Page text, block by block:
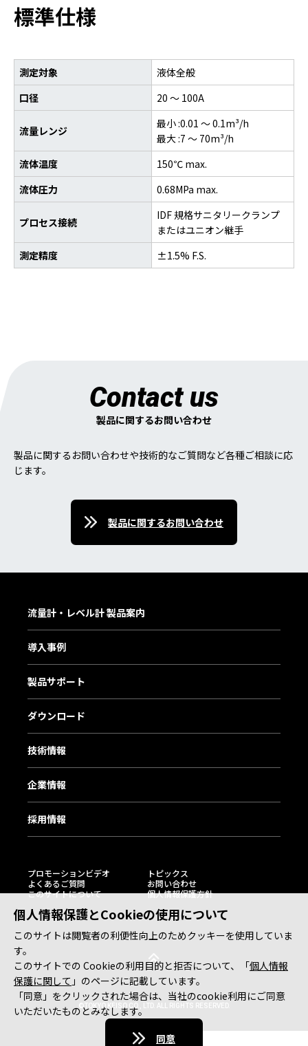
標準仕様
測定対象
液体全般
口径
20 ～ 100A
流量レンジ
最小 :0.01 ～ 0.1m³/h
最大 :7 ～ 70m³/h
流体温度
150℃ max.
流体圧力
0.68MPa max.
プロセス接続
IDF 規格サニタリークランプ
またはユニオン継手
測定精度
±1.5% F.S.
Contact us
製品に関するお問い合わせ
製品に関するお問い合わせや技術的なご質問など各種ご相談に応
じます。
製品に関するお問い合わせ
個人情報保護とCookieの使用について
このサイトは閲覧者の利便性向上のためクッキーを使用していま
す。
このサイトでの Cookieの利用目的と拒否について、「個人情報
保護に関して 」のページに記載しています。
「同意」をクリックされた場合は、当社のcookie利用にご同意
いただいたものとみなします。
同意
流量計・レベル計 製品案内
導入事例
製品サポート
ダウンロード
技術情報
企業情報
採用情報
プロモーションビデオ
トピックス
よくあるご質問
お問い合わせ
このサイトについて
個人情報保護方針
©TOKYO KEISO CO., LTD. ALL RIGHTS RESERVED.